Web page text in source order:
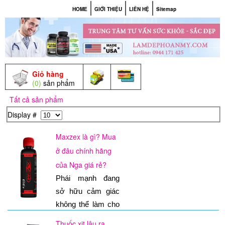
HOME GIỚI THIỆU LIÊN HỆ Sitemap
Giỏ hàng
(0) sản phẩm
Tất cả sản phẩm
Display #
Maxzex là gì? Mua
ở đâu chính hãng
của Nga giá rẻ?
Phái mạnh đang
sở hữu cảm giác
không thể làm cho